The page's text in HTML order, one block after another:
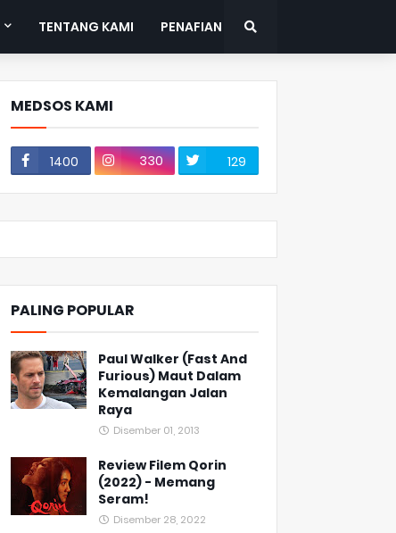
TENTANG KAMI PENAFIAN
MEDSOS KAMI
1400 330 129
PALING POPULAR
Paul Walker (Fast And
Furious) Maut Dalam
Kemalangan Jalan
Raya
Disember 01, 2013
Review Filem Qorin
(2022) - Memang
Seram!
Disember 28, 2022